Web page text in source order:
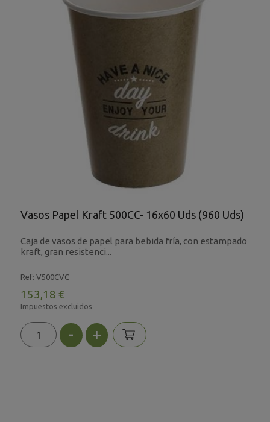
Vasos Papel Kraft 500CC- 16x60 Uds (960 Uds)
Caja de vasos de papel para bebida fría, con estampado
kraft, gran resistenci...
Ref: V500CVC
153,18 €
Impuestos excluidos
- +